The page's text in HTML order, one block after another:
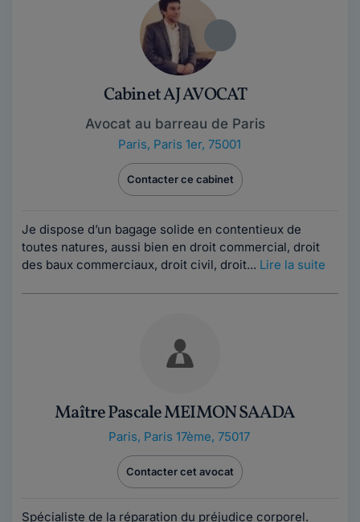
Cabinet AJ AVOCAT
Avocat au barreau de Paris
Paris, Paris 1er, 75001
Contacter ce cabinet
Je dispose d’un bagage solide en contentieux de
toutes natures, aussi bien en droit commercial, droit
des baux commerciaux, droit civil, droit... Lire la suite
Maître Pascale MEIMON SAADA
Paris, Paris 17ème, 75017
Contacter cet avocat
Spécialiste de la réparation du préjudice corporel.